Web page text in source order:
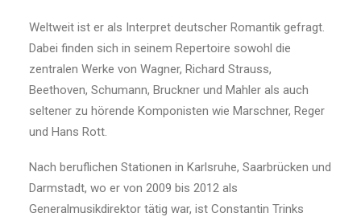
Weltweit ist er als Interpret deutscher Romantik gefragt.
Dabei finden sich in seinem Repertoire sowohl die
zentralen Werke von Wagner, Richard Strauss,
Beethoven, Schumann, Bruckner und Mahler als auch
seltener zu hörende Komponisten wie Marschner, Reger
und Hans Rott.
Nach beruflichen Stationen in Karlsruhe, Saarbrücken und
Darmstadt, wo er von 2009 bis 2012 als
Generalmusikdirektor tätig war, ist Constantin Trinks